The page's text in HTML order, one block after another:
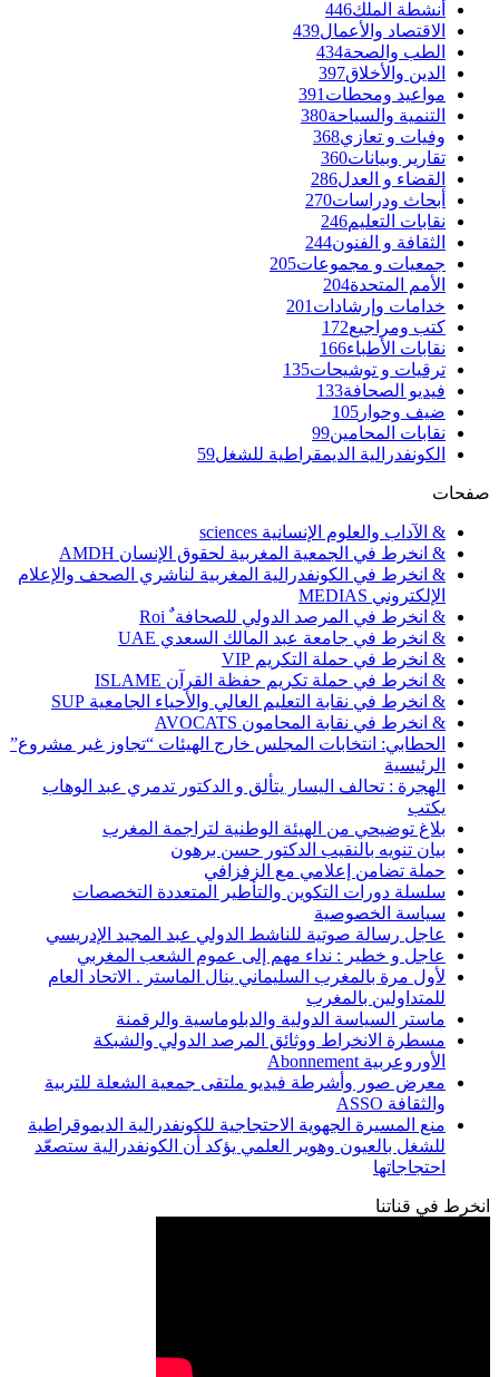
أنشطة الملك446
الاقتصاد والأعمال439
الطب والصحة434
الدين والأخلاق397
مواعيد ومحطات 391
التنمية والسياحة380
وفيات و تعازي368
تقارير وبيانات360
القضاء و العدل286
أبحاث ودراسات270
نقابات التعليم246
الثقافة و الفنون244
جمعيات و مجموعات205
الأمم المتحدة204
خدامات وإرشادات 201
كتب ومراجيع172
نقابات الأطباء166
ترقيات و توشيحات135
فيديو الصحافة133
ضيف وحوار 105
نقابات المحامين99
الكونفدرالية الديمقراطية للشغل59
صفحات
& الآداب والعلوم الإنسانية sciences
& انخرط في الجمعية المغربية لحقوق الإنسان AMDH
& انخرط في الكونفدرالية المغربية لناشري الصحف والإعلام
الإلكتروني MEDIAS
& انخرط في المرصد الدولي للصحافة ٌ Roi
& انخرط في جامعة عبد المالك السعدي UAE
& انخرط في حملة التكريم VIP
& انخرط في حملة تكريم حفظة القرآن ISLAME
& انخرط في نقابة التعليم العالي والأحياء الجامعية SUP
& انخرط في نقابة المحامون AVOCATS
الحطابي: انتخابات المجلس خارج الهيئات “تجاوز غير مشروع”
الرئيسية
الهجرة : تحالف اليسار يتألق و الدكتور تدمري عبد الوهاب
يكتب
بلاغ توضيحي من الهيئة الوطنية لتراجمة المغرب
بيان تنويه بالنقيب الدكتور حسن برهون
حملة تضامن إعلامي مع الزفزافي
سلسلة دورات التكوين والتأطير المتعددة التخصصات
سياسة الخصوصية
عاجل رسالة صوتية للناشط الدولي عبد المجيد الإدريسي
عاجل و خطير : نداء مهم إلى عموم الشعب المغربي
لأول مرة بالمغرب السليماني ينال الماستر . الاتحاد العام
للمتداولين بالمغرب
ماستر السياسة الدولية والدبلوماسية والرقمنة
مسطرة الانخراط ووثائق المرصد الدولي والشبكة
الأوروعربية Abonnement
معرض صور وأشرطة فيديو ملتقى جمعية الشعلة للتربية
والثقافة ASSO
منع المسيرة الجهوية الاحتجاجية للكونفدرالية الديموقراطية
للشغل بالعيون وهوير العلمي يؤكد أن الكونفدرالية ستصعّد
احتجاجاتها
انخرط في قناتنا